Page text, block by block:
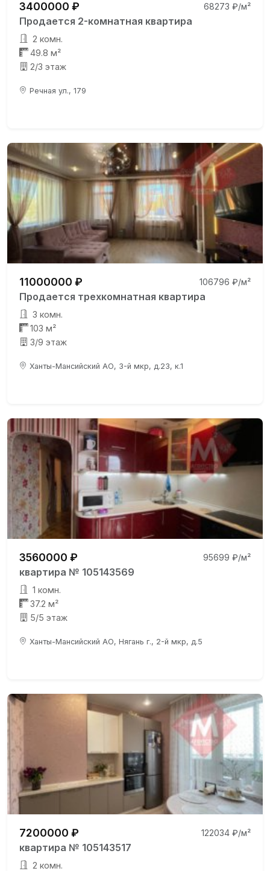
3400000 ₽ 68273 ₽/м²
Продается 2-комнатная квартира
2 комн.
49.8 м²
2/3 этаж
Речная ул., 179
11000000 ₽ 106796 ₽/м²
Продается трехкомнатная квартира
3 комн.
103 м²
3/9 этаж
Ханты-Мансийский АО, 3-й мкр, д.23, к.1
3560000 ₽ 95699 ₽/м²
квартира № 105143569
1 комн.
37.2 м²
5/5 этаж
Ханты-Мансийский АО, Нягань г., 2-й мкр, д.5
7200000 ₽ 122034 ₽/м²
квартира № 105143517
2 комн.